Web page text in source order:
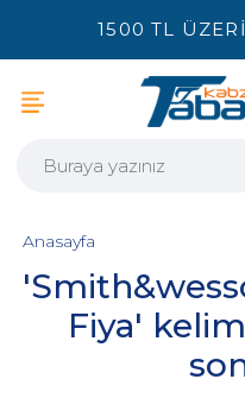
1500 TL ÜZERİ
Fiya'
Anasayfa